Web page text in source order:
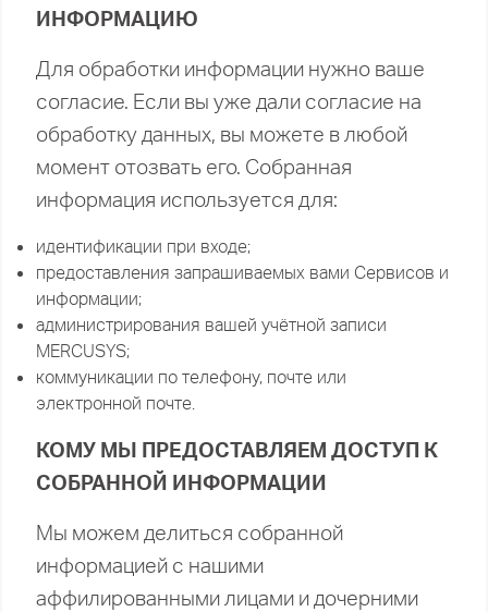
ИНФОРМАЦИЮ
Для обработки информации нужно ваше
согласие. Если вы уже дали согласие на
обработку данных, вы можете в любой
момент отозвать его. Собранная
информация используется для:
идентификации при входе;
предоставления запрашиваемых вами Сервисов и
информации;
администрирования вашей учётной записи
MERCUSYS;
коммуникации по телефону, почте или
электронной почте.
КОМУ МЫ ПРЕДОСТАВЛЯЕМ ДОСТУП К
СОБРАННОЙ ИНФОРМАЦИИ
Мы можем делиться собранной
информацией с нашими
аффилированными лицами и дочерними